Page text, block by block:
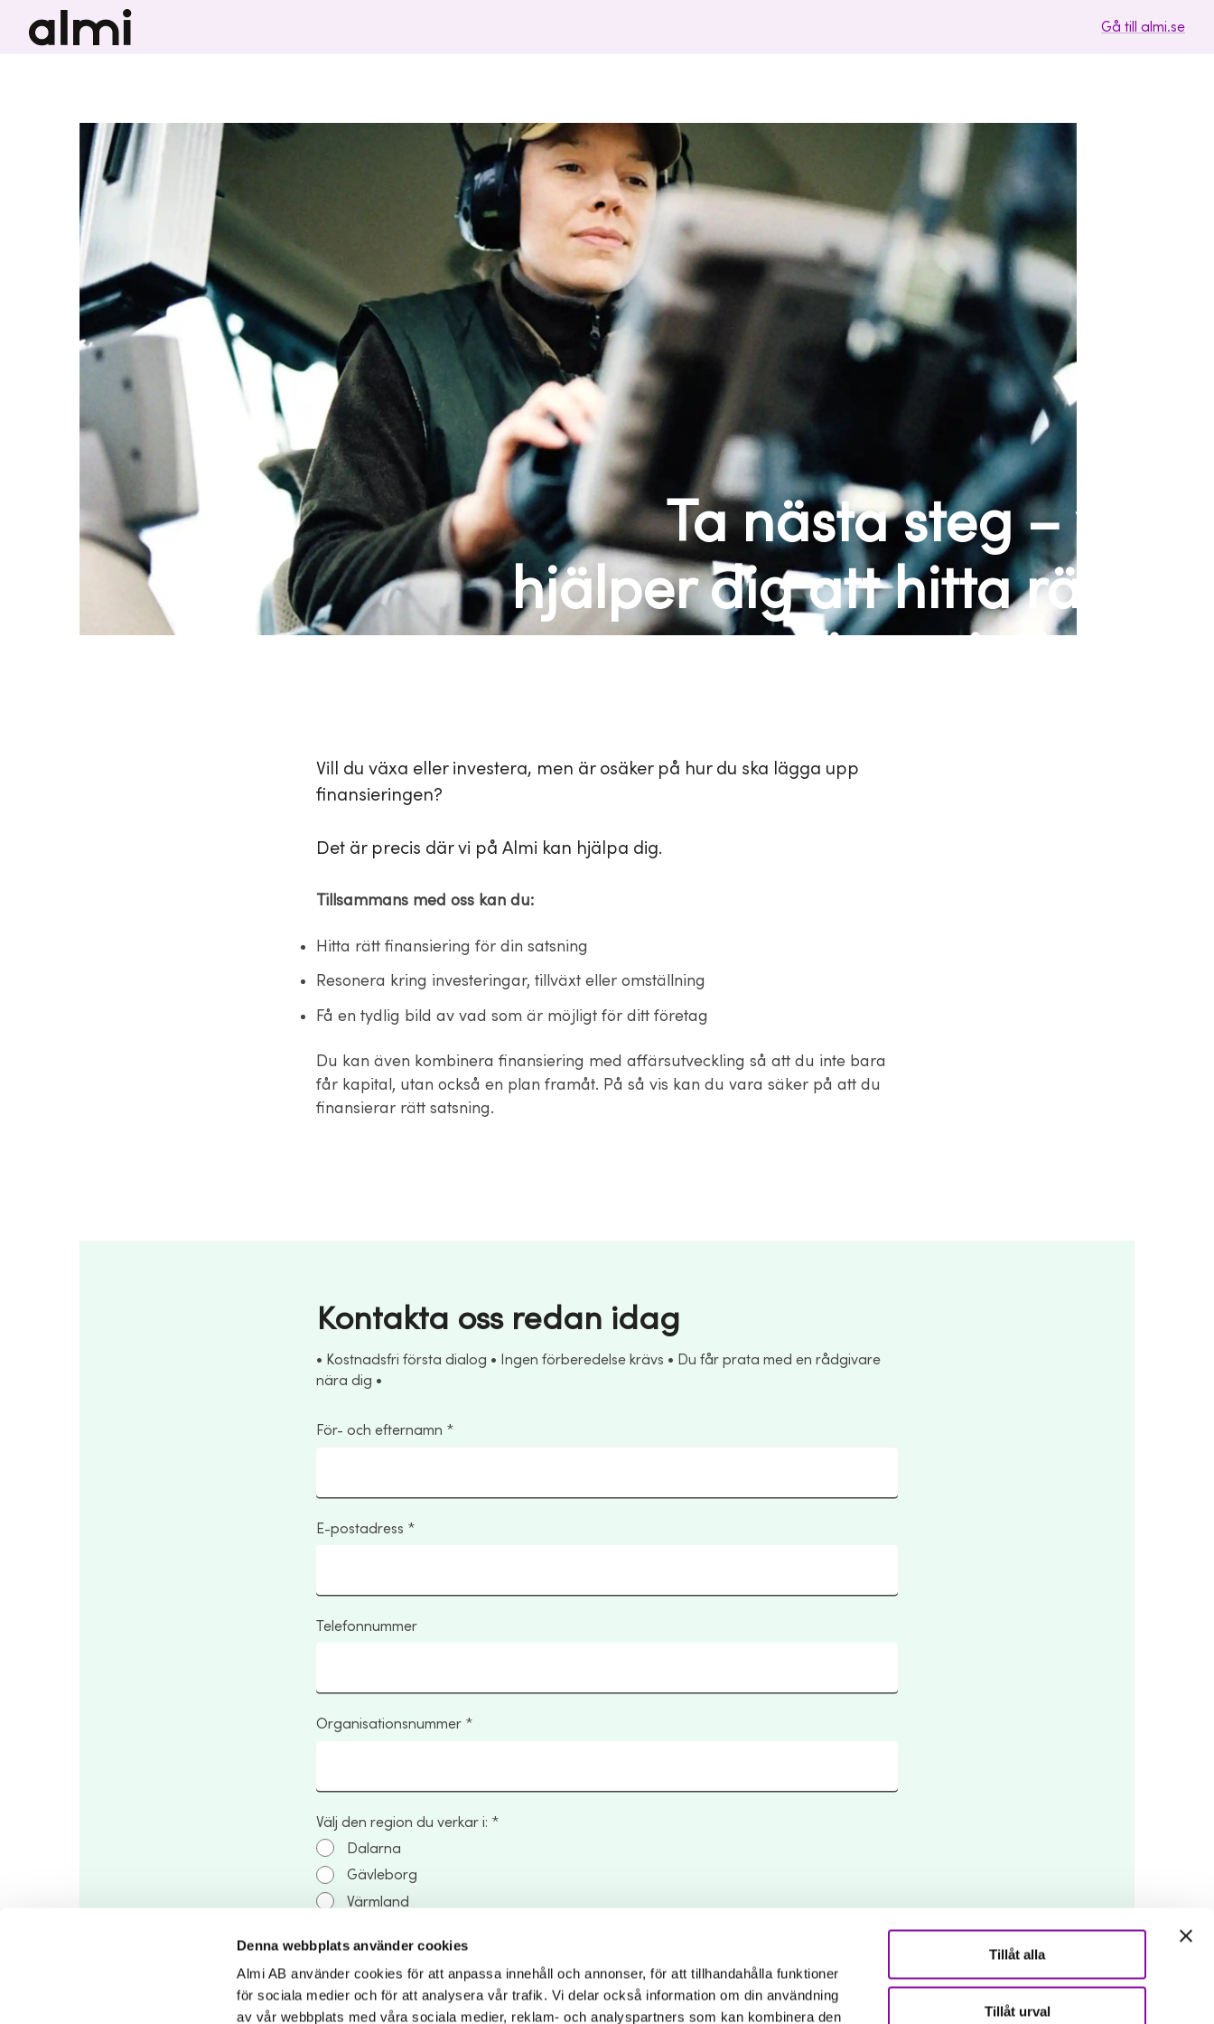
Denna webbplats använder cookies
Almi AB använder cookies för att anpassa innehåll och annonser, för att tillhandahålla funktioner
för sociala medier och för att analysera vår trafik. Vi delar också information om din användning
av vår webbplats med våra sociala medier, reklam- och analyspartners som kan kombinera den
Tillåt alla
Tillåt urval
Gå till almi.se
Ta nästa steg – vi
hjälper dig att hitta rätt
finansiering
Vill du växa eller investera, men är osäker på hur du ska lägga upp
finansieringen?
Det är precis där vi på Almi kan hjälpa dig.
Tillsammans med oss kan du:
Hitta rätt finansiering för din satsning
Resonera kring investeringar, tillväxt eller omställning
Få en tydlig bild av vad som är möjligt för ditt företag
Du kan även kombinera finansiering med affärsutveckling så att du inte bara
får kapital, utan också en plan framåt. På så vis kan du vara säker på att du
finansierar rätt satsning.
Kontakta oss redan idag
• Kostnadsfri första dialog • Ingen förberedelse krävs • Du får prata med en rådgivare
nära dig •
För- och efternamn
E-postadress
Telefonnummer
Organisationsnummer
Välj den region du verkar i:
Dalarna
Gävleborg
Värmland
Så hanterar vi dina personuppgifter
Jag samtycker till Almis behandling av mina personuppgifter.